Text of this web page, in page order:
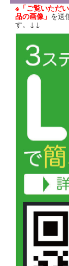
※「ご覧いただ
品の画像」 を送
す。↓↓